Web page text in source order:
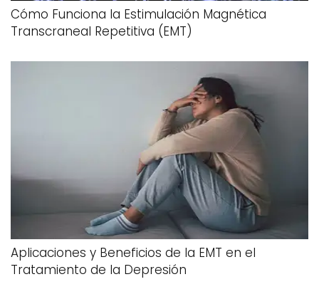
Cómo Funciona la Estimulación Magnética
Transcraneal Repetitiva (EMT)
Aplicaciones y Beneficios de la EMT en el
Tratamiento de la Depresión